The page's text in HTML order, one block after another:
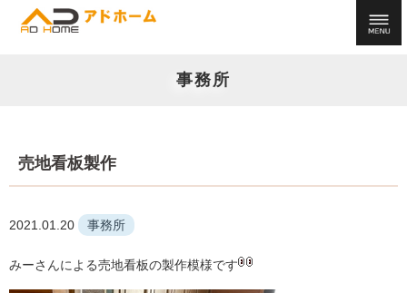
事務所
売地看板製作
2021.01.20 事務所
みーさんによる売地看板の製作模様です